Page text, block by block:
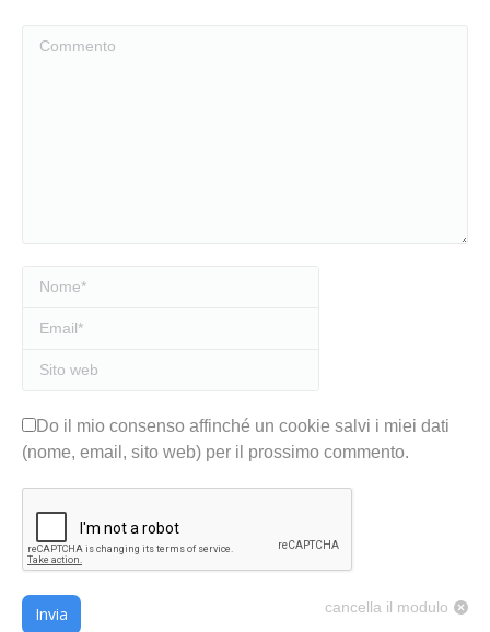
Nome *
Email *
Sito web
Do il mio consenso affinché un cookie salvi i miei dati
(nome, email, sito web) per il prossimo commento.
cancella il modulo
Invia